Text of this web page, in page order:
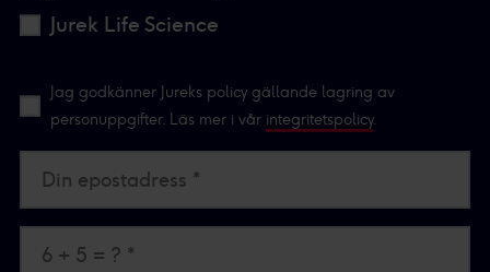
Jurek Life Science
Jag godkänner Jureks policy gällande lagring av
personuppgifter. Läs mer i vår integritetspolicy.
Din epostadress *
6 + 5 = ? *